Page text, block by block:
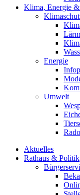
Klima, Energie
Energie
Umwelt
Aktuelles
Rathaus & Politik